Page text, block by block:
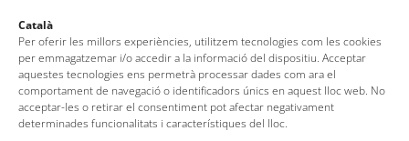
Català
Per oferir les millors experiències, utilitzem tecnologies com les cookies
per emmagatzemar i/o accedir a la informació del dispositiu. Acceptar
aquestes tecnologies ens permetrà processar dades com ara el
comportament de navegació o identificadors únics en aquest lloc web. No
acceptar-les o retirar el consentiment pot afectar negativament
determinades funcionalitats i característiques del lloc.
Oficina de Turisme de Tossa de Mar
Av. del Pelegrí, 25 – Edifici La Nau · 17320 – Tossa de Mar
(Girona – Costa Brava)
Tel: + 00 34 972 340 108 · Mail: info@visittossa.com